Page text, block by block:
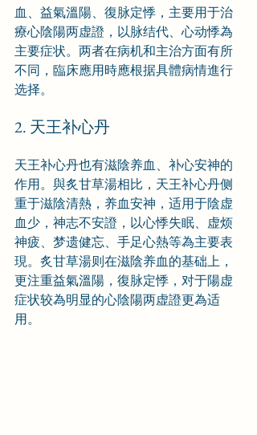
血、益氣溫陽、復脉定悸，主要用于治
療心陰陽两虚證，以脉结代、心动悸為
主要症状。两者在病机和主治方面有所
不同，臨床應用時應根据具體病情進行
选择。
2. 天王补心丹
天王补心丹也有滋陰养血、补心安神的
作用。與炙甘草湯相比，天王补心丹侧
重于滋陰清熱，养血安神，适用于陰虚
血少，神志不安證，以心悸失眠、虚烦
神疲、梦遗健忘、手足心熱等為主要表
現。炙甘草湯则在滋陰养血的基础上，
更注重益氣溫陽，復脉定悸，对于陽虚
症状较為明显的心陰陽两虚證更為适
用。